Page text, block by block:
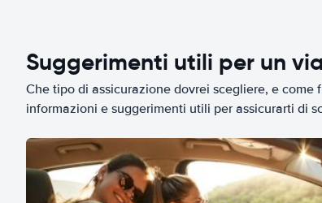
Suggerimenti utili per un
Che tipo di assicurazione dovrei scegliere, e
informazioni e suggerimenti utili per assicurarti di